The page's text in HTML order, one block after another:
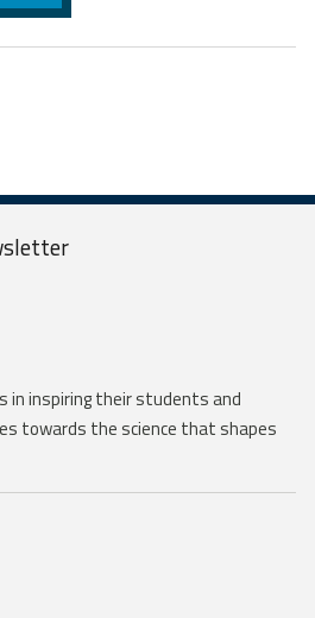
in inspiring their students and
towards the science that shapes